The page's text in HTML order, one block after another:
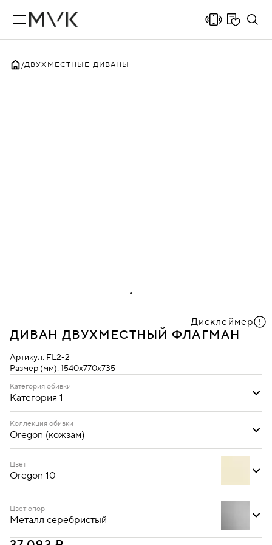
ДВУХМЕСТНЫЕ ДИВАНЫ
Дисклеймер
ДИВАН ДВУХМЕСТНЫЙ ФЛАГМАН
Артикул: FL2-2
Размер (мм): 1540х770х735
Категория обивки
Категория 1
Коллекция обивки
Oregon (кожзам)
Цвет
Oregon 10
Oregon 03 Oregon 10 Oregon 16
Цвет опор
Металл серебристый